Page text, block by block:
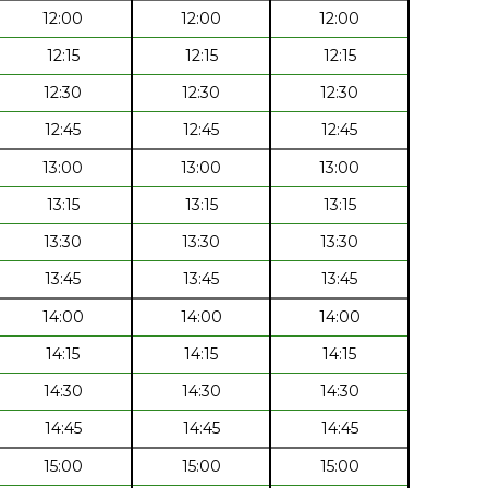
12:00 12:00
12:00
12:15
12:15
12:15
12:30
12:30
12:30
12:45
12:45
12:45
13:00
13:00
13:00
13:15
13:15
13:15
13:30
13:30
13:30
13:45
13:45
13:45
14:00
14:00
14:00
14:15
14:15
14:15
14:30
14:30
14:30
14:45
14:45
14:45
15:00
15:00 15:00